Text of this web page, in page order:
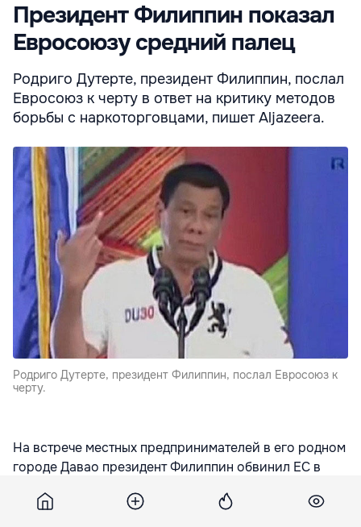
Президент Филиппин показал
Евросоюзу средний палец
Родриго Дутерте, президент Филиппин, послал
Евросоюз к черту в ответ на критику методов
борьбы с наркоторговцами, пишет Aljazeera.
Родриго Дутерте, президент Филиппин, послал Евросоюз к
черту.
На встрече местных предпринимателей в его родном
городе Давао президент Филиппин обвинил ЕС в
за время оккупации европейскими государствами